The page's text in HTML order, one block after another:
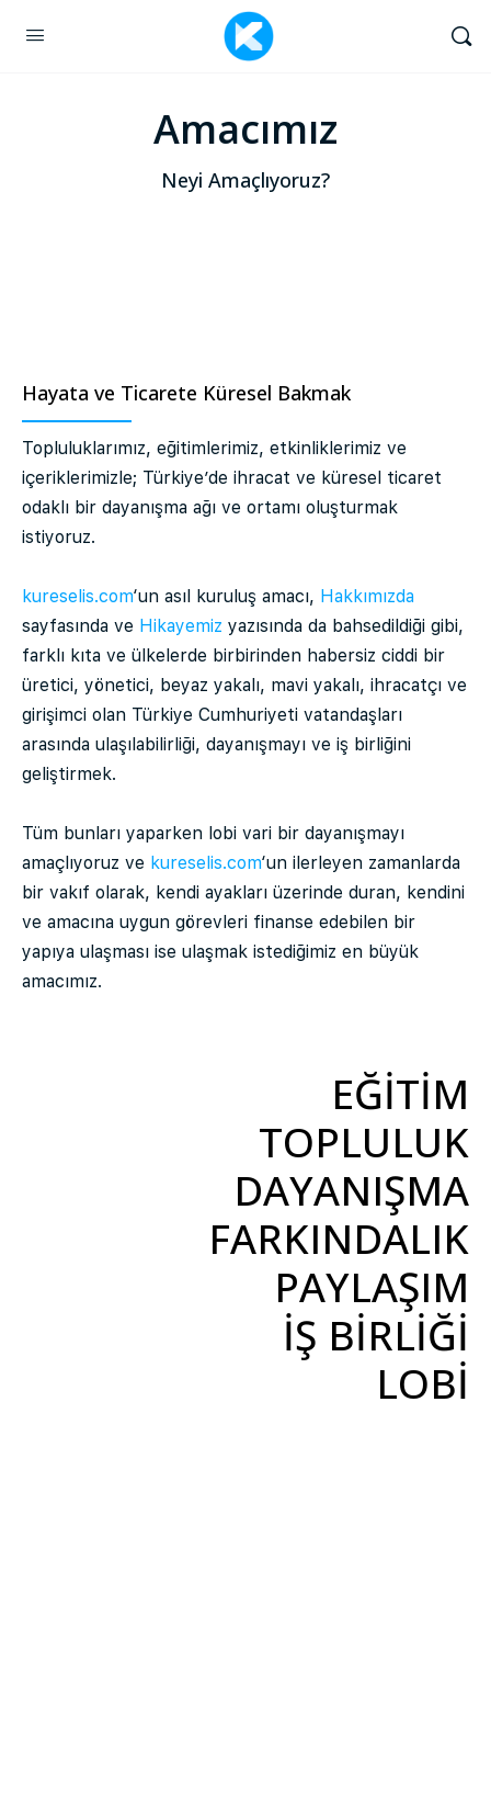
Amacımız
Neyi Amaçlıyoruz?
Hayata ve Ticarete Küresel Bakmak
Topluluklarımız, eğitimlerimiz, etkinliklerimiz ve
içeriklerimizle; Türkiye’de ihracat ve küresel ticaret
odaklı bir dayanışma ağı ve ortamı oluşturmak
istiyoruz.
kureselis.com‘un asıl kuruluş amacı, Hakkımızda
sayfasında ve Hikayemiz yazısında da bahsedildiği gibi,
farklı kıta ve ülkelerde birbirinden habersiz ciddi bir
üretici, yönetici, beyaz yakalı, mavi yakalı, ihracatçı ve
girişimci olan Türkiye Cumhuriyeti vatandaşları
arasında ulaşılabilirliği, dayanışmayı ve iş birliğini
geliştirmek.
Tüm bunları yaparken lobi vari bir dayanışmayı
amaçlıyoruz ve kureselis.com‘un ilerleyen zamanlarda
bir vakıf olarak, kendi ayakları üzerinde duran, kendini
ve amacına uygun görevleri finanse edebilen bir
yapıya ulaşması ise ulaşmak istediğimiz en büyük
amacımız.
EĞİTİM
TOPLULUK
DAYANIŞMA
FARKINDALIK
PAYLAŞIM
İŞ BİRLİĞİ
LOBİ